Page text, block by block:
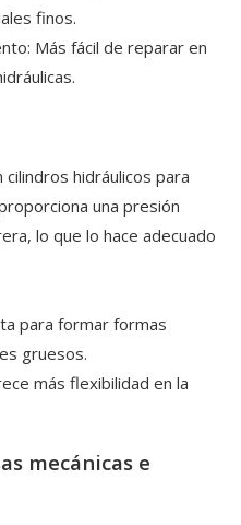
finos.
Más fácil de reparar en
cilindros hidráulicos para
una presión
lo que lo hace adecuado
para formar formas
gruesos.
más flexibilidad en la
mecánicas e